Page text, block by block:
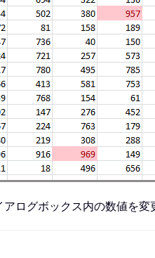
アログボックス内の数値を